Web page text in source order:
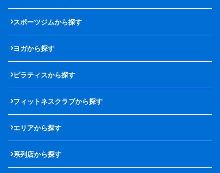
スポーツジムから探す
ヨガから探す
ピラティスから探す
フィットネスクラブから探す
エリアから探す
系列店から探す